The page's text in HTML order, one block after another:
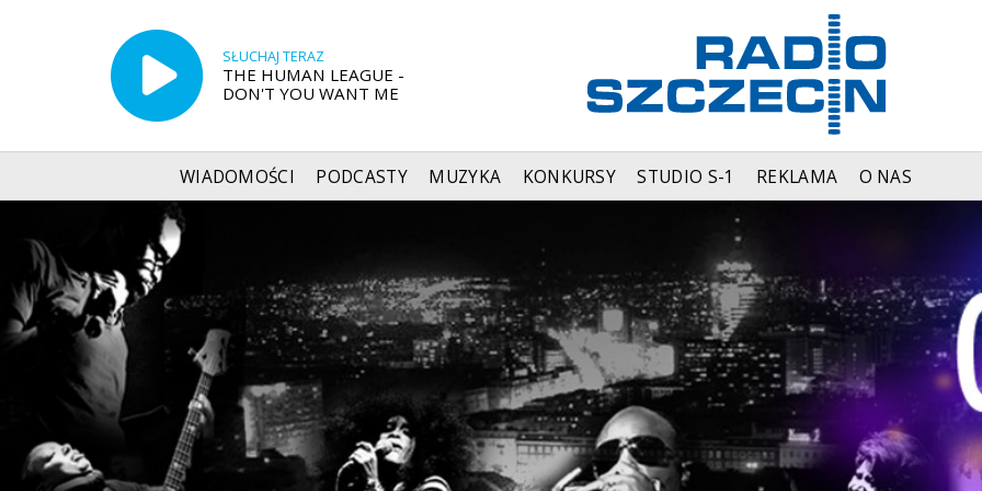
SŁUCHAJ TERAZ
THE HUMAN LEAGUE -
DON'T YOU WANT ME
WIADOMOŚCI PODCASTY MUZYKA KONKURSY STUDIO S-1 REKLAMA O NAS